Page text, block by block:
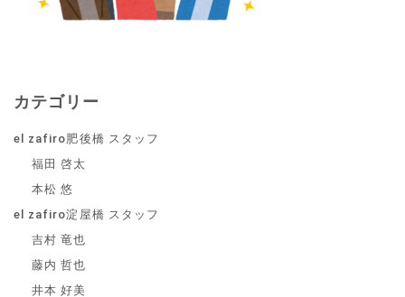
カテゴリー
el zafiro肥後橋 スタッフ
福田 啓太
本松 悠
el zafiro淀屋橋 スタッフ
吉村 竜也
藤内 哲也
井本 好美